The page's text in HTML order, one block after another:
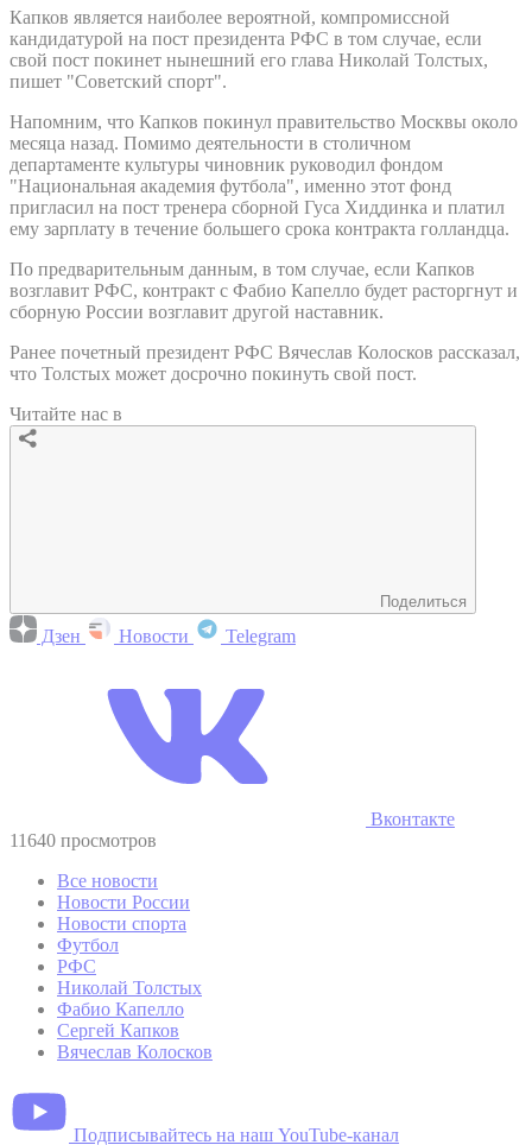
Капков является наиболее вероятной, компромиссной
кандидатурой на пост президента РФС в том случае, если
свой пост покинет нынешний его глава Николай Толстых,
пишет "Советский спорт".
Напомним, что Капков покинул правительство Москвы около
месяца назад. Помимо деятельности в столичном
департаменте культуры чиновник руководил фондом
"Национальная академия футбола", именно этот фонд
пригласил на пост тренера сборной Гуса Хиддинка и платил
ему зарплату в течение большего срока контракта голландца.
По предварительным данным, в том случае, если Капков
возглавит РФС, контракт с Фабио Капелло будет расторгнут и
сборную России возглавит другой наставник.
Ранее почетный президент РФС Вячеслав Колосков рассказал,
что Толстых может досрочно покинуть свой пост.
Читайте нас в
Поделиться
Дзен Новости Telegram
Вконтакте
11640 просмотров
Все новости
Новости России
Новости спорта
Футбол
РФС
Николай Толстых
Фабио Капелло
Сергей Капков
Вячеслав Колосков
Подписывайтесь на наш YouTube-канал